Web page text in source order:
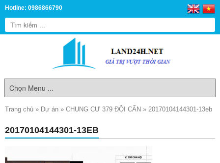
Hotline: 0986866790
Trang chủ » Dự án » CHUNG CƯ 379 ĐỘI CẤN » 20170104144301-13eb
20170104144301-13EB